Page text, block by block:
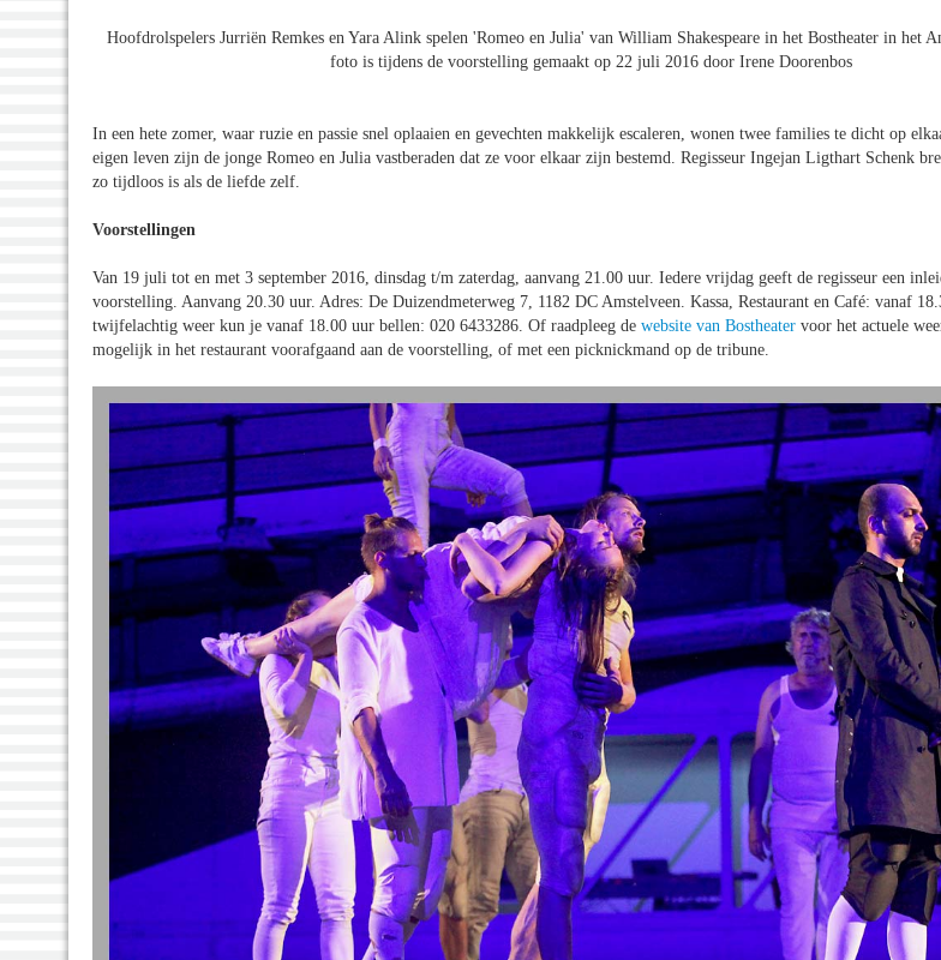
Hoofdrolspelers Jurriën Remkes en Yara Alink spelen 'Romeo en Julia' van William Shakespeare in het Bostheater in het
foto is tijdens de voorstelling gemaakt op 22 juli 2016 door Irene Doorenbos
In een hete zomer, waar ruzie en passie snel oplaaien en gevechten makkelijk escaleren, wonen twee families te dicht op
eigen leven zijn de jonge Romeo en Julia vastberaden dat ze voor elkaar zijn bestemd. Regisseur Ingejan Ligthart Schenk
zo tijdloos is als de liefde zelf.
Voorstellingen
Van 19 juli tot en met 3 september 2016, dinsdag t/m zaterdag, aanvang 21.00 uur. Iedere vrijdag geeft de regisseur een
voorstelling. Aanvang 20.30 uur. Adres: De Duizendmeterweg 7, 1182 DC Amstelveen. Kassa, Restaurant en Café: vanaf
twijfelachtig weer kun je vanaf 18.00 uur bellen: 020 6433286. Of raadpleeg de website van Bostheater voor het actuele
mogelijk in het restaurant voorafgaand aan de voorstelling, of met een picknickmand op de tribune.